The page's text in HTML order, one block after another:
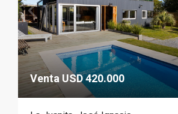
Venta USD 420.000